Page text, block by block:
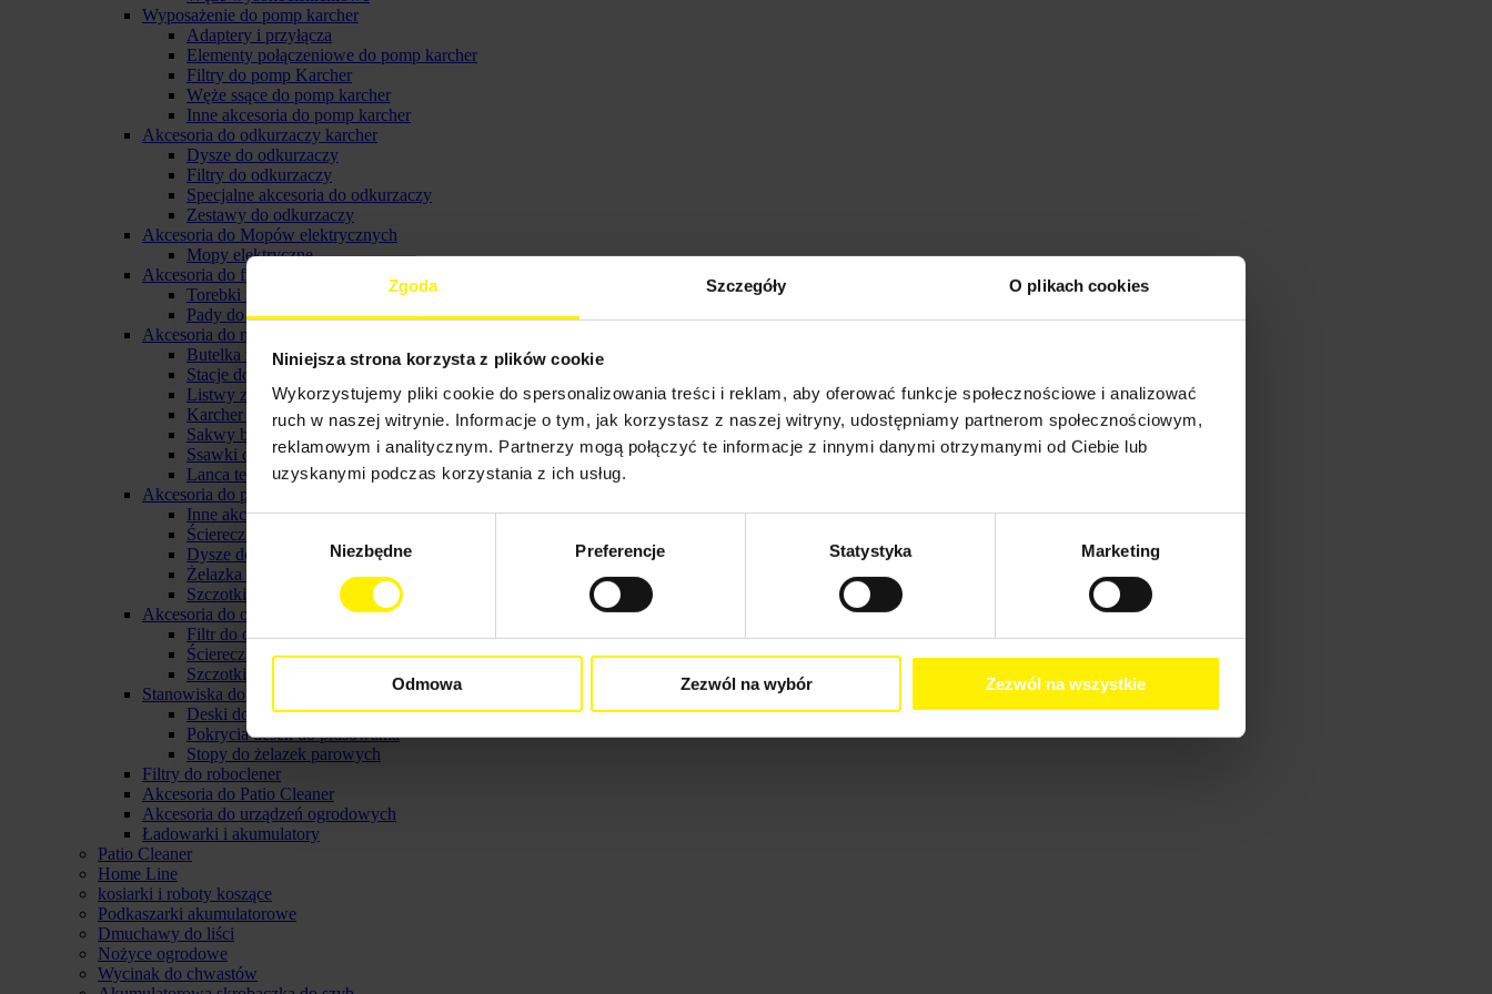
Zgoda Szczegóły O plikach cookies
Niniejsza strona korzysta z plików cookie
Wykorzystujemy pliki cookie do spersonalizowania treści i reklam, aby oferować funkcje społecznościowe i analizować
ruch w naszej witrynie. Informacje o tym, jak korzystasz z naszej witryny, udostępniamy partnerom społecznościowym,
reklamowym i analitycznym. Partnerzy mogą połączyć te informacje z innymi danymi otrzymanymi od Ciebie lub
uzyskanymi podczas korzystania z ich usług.
Wybór
zgody
Niezbędne Preferencje Statystyka Marketing
Odmowa Zezwól na wybór Zezwól na wszystkie
Wyposażenie do pomp karcher
Adaptery i przyłącza
Elementy połączeniowe do pomp karcher
Filtry do pomp Karcher
Węże ssące do pomp karcher
Inne akcesoria do pomp karcher
Akcesoria do odkurzaczy karcher
Dysze do odkurzaczy
Filtry do odkurzaczy
Specjalne akcesoria do odkurzaczy
Zestawy do odkurzaczy
Akcesoria do Mopów elektrycznych
Mopy elektryczne
Akcesoria do froterek
Torebki filtracyjne do froterki
Pady do froterki karcher
Akcesoria do myjki do okien karcher
Butelka ze spryskiwaczem karcher
Stacje do ładowania i baterie do myjek okiennych
Listwy zbierające do ssawki
Karcher pady z mikrofibry
Sakwy biodrowe
Ssawki do myjek karcher
Lanca teleskopowa do myjki
Akcesoria do parownicy karcher
Inne akcerosia do parownicy karcher
Ściereczki do parownic
Dysze do parownic
Żelazka parowe karcher
Szczotki do parownicy karcher
Akcesoria do odkurzaczy parowych
Filtr do odkurzacza parowego
Ściereczki do odkurzacza parowego
Szczotki do odkurzacza parowego
Stanowiska do prasowania
Deski do prasowania
Pokrycia desek do prasowania
Stopy do żelazek parowych
Filtry do roboclener
Akcesoria do Patio Cleaner
Akcesoria do urządzeń ogrodowych
Ładowarki i akumulatory
Patio Cleaner
Home Line
kosiarki i roboty koszące
Podkaszarki akumulatorowe
Dmuchawy do liści
Nożyce ogrodowe
Wycinak do chwastów